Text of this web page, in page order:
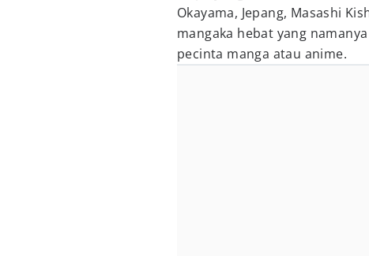
Okayama, Jepang, Masashi
mangaka hebat yang
pecinta manga atau anime.